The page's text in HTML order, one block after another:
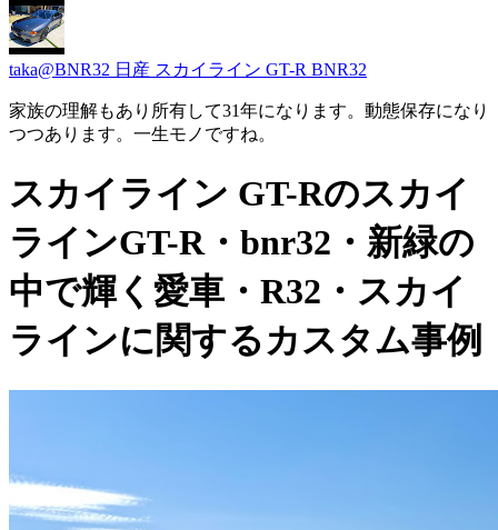
taka@BNR32 日産 スカイライン GT-R BNR32
家族の理解もあり所有して31年になります。動態保存になり
つつあります。一生モノですね。
スカイライン GT-Rのスカイ
ラインGT-R・bnr32・新緑の
中で輝く愛車・R32・スカイ
ラインに関するカスタム事例